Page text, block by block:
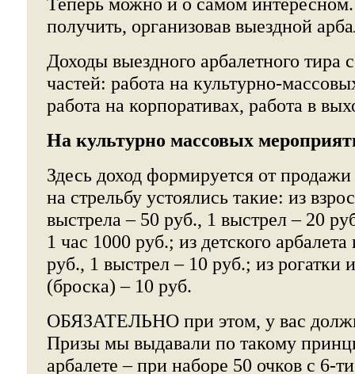
получить, организовав выездной
Доходы выездного арбалетного тира
частей: работа на культурно-
работа на корпоративах, работа в
На культурно массовых
Здесь доход формируется от
на стрельбу устоялись такие: из
выстрела – 50 руб., 1 выстрел – 20
1 час 1000 руб.; из детского
руб., 1 выстрел – 10 руб.; из рогатки
(броска) – 10 руб.
ОБЯЗАТЕЛЬНО при этом, у вас
Призы мы выдавали по такому
арбалете – при наборе 50 очков с 6-